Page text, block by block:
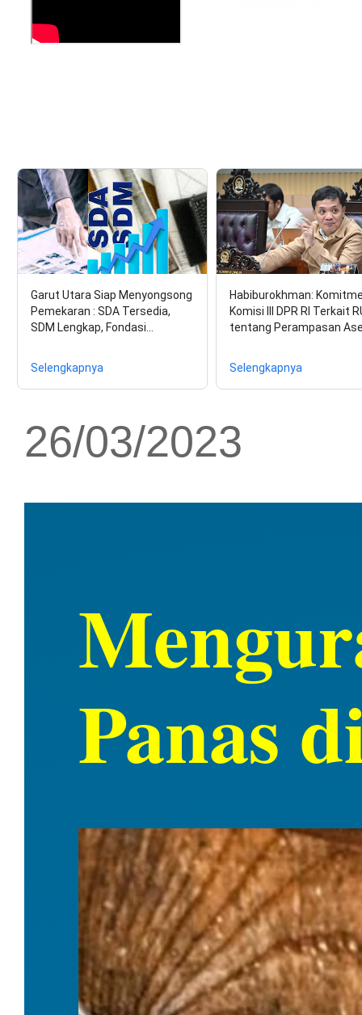
Garut Utara Siap Menyongsong
Pemekaran : SDA Tersedia,
SDM Lengkap, Fondasi…
Selengkapnya
Habiburokhman:
Komisi III DPR RI Terkait
tentang Perampasan
Selengkapnya
26/03/2023
Panas